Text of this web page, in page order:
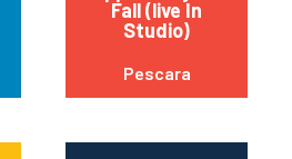
Fall (live In
Studio)
Pescara